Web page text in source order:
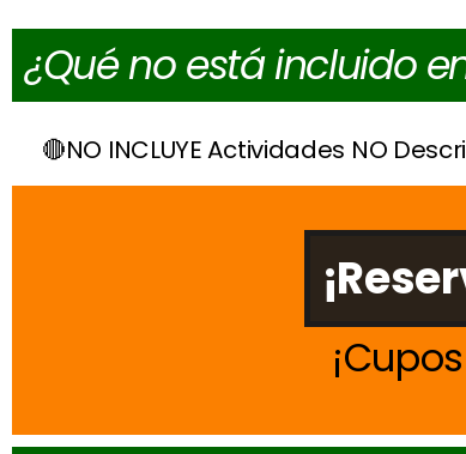
¿Qué no está incluido
NO INCLUYE Actividades NO